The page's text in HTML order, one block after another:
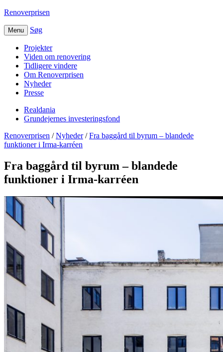
Renoverprisen
Menu Søg
Projekter
Viden om renovering
Tidligere vindere
Om Renoverprisen
Nyheder
Presse
Realdania
Grundejernes investeringsfond
Renoverprisen /Nyheder/Fra baggård til byrum – blandede
funktioner i Irma-karréen
Fra baggård til byrum – blandede
funktioner i Irma-karréen